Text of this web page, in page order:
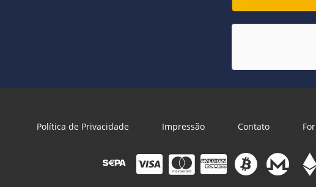
Política de Privacidade Impressão Contato